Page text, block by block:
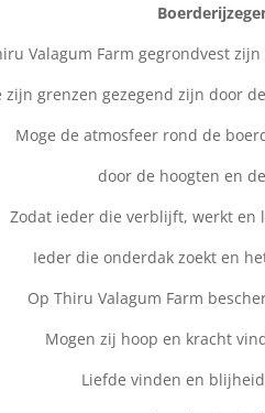
Valagum Farm gegrondvest
zijn grenzen gezegend zijn door
Moge de atmosfeer rond de
door de hoogten en
Zodat ieder die verblijft, werkt en
Ieder die onderdak zoekt en
Op Thiru Valagum Farm
Mogen zij hoop en kracht
Liefde vinden en